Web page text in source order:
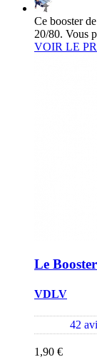
Ce booster
20/80. Vous
VOIR LE
Le
VDLV
42
1,90 €